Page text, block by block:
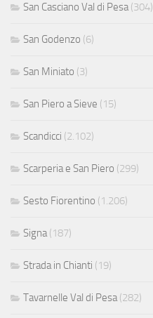
San Casciano Val di Pesa(304)
San Godenzo (6)
San Miniato (3)
San Piero a Sieve (15)
Scandicci (2.102)
Scarperia e San Piero (299)
Sesto Fiorentino (1.206)
Signa(187)
Strada in Chianti (19)
Tavarnelle Val di Pesa(282)